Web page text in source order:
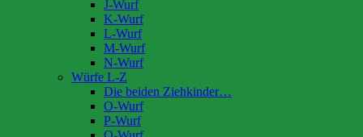
J-Wurf
K-Wurf
L-Wurf
M-Wurf
N-Wurf
Würfe L-Z
Die beiden Ziehkinder…
O-Wurf
P-Wurf